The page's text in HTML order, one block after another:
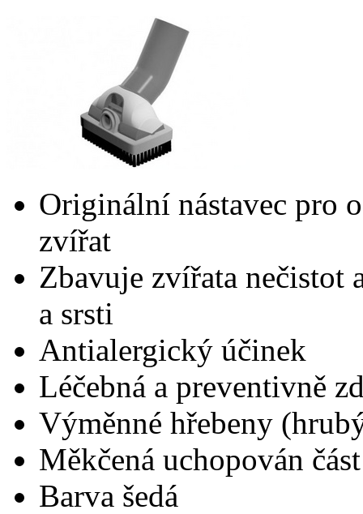
Originální nástavec pro
zvířat
Zbavuje zvířata nečistot
a srsti
Antialergický účinek
Léčebná a preventivně
Výměnné hřebeny
Měkčená uchopován část
Barva šedá